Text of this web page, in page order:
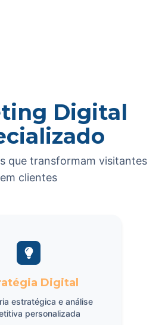
Digital
que transformam visitantes
em clientes
Digital
estratégica e análise
personalizada